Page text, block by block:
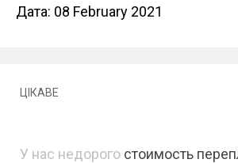
Дата: 08 February 2021
ЦІКАВЕ
У нас недорого стоимость